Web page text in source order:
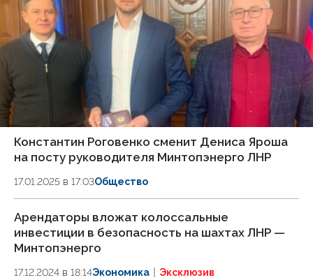
Константин Роговенко сменит Дениса Яроша
на посту руководителя Минтопэнерго ЛНР
17.01.2025 в 17:03Общество
Арендаторы вложат колоссальные
инвестиции в безопасность на шахтах ЛНР —
Минтопэнерго
17.12.2024 в 18:14Экономика Эксклюзив